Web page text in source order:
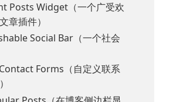
Posts Widget（一个广受欢
章插件）
Social Bar（一个社会
Forms（自定义联系